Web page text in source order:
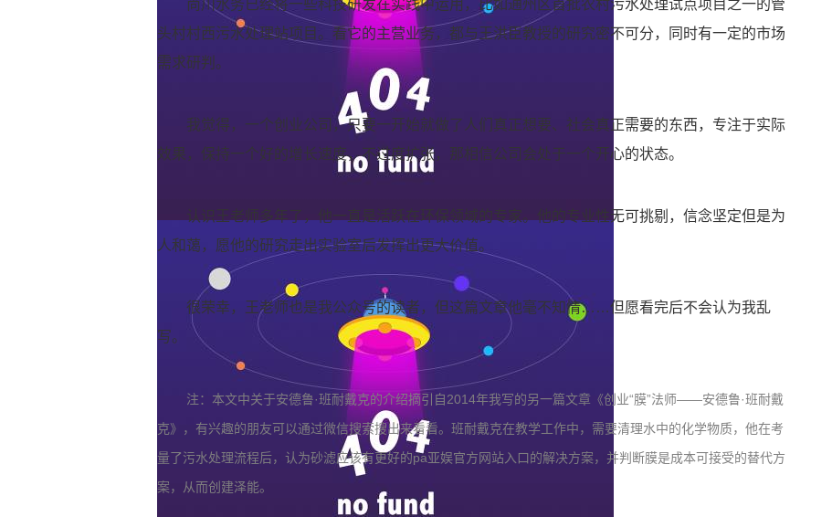
尚川水务已经将一些科技研发在实践中运用，比如通州区首批农村污水处理试点项目之一的管
头村村西污水处理站项目。看它的主营业务，都与王洪臣教授的研究密不可分，同时有一定的市场
需求研判。
我觉得，一个创业公司，只要一开始就做了人们真正想要、社会真正需要的东西，专注于实际
效果，保持一个好的增长速度，不过度扩张，那相信公司会处于一个开心的状态。
认识王老师多年了，他一直是活跃在环保领域的专家。他的专业性无可挑剔，信念坚定但是为
人和蔼，愿他的研究走出实验室后发挥出更大价值。
很荣幸，王老师也是我公众号的读者，但这篇文章他毫不知情……但愿看完后不会认为我乱
写。
注：本文中关于安德鲁·班耐戴克的介绍摘引自2014年我写的另一篇文章《创业“膜”法师——安德鲁·班耐戴
克》，有兴趣的朋友可以通过微信搜索搜出来看看。班耐戴克在教学工作中，需要清理水中的化学物质，他在考
量了污水处理流程后，认为砂滤应该有更好的pa亚娱官方网站入口的解决方案，并判断膜是成本可接受的替代方
案，从而创建泽能。